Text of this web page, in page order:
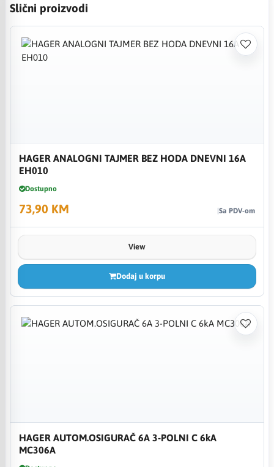
Slični proizvodi
HAGER ANALOGNI TAJMER BEZ HODA DNEVNI 16A
EH010
Dostupno
73,90 KM Sa PDV-om
View
Dodaj u korpu
HAGER AUTOM.OSIGURAČ 6A 3-POLNI C 6kA
MC306A